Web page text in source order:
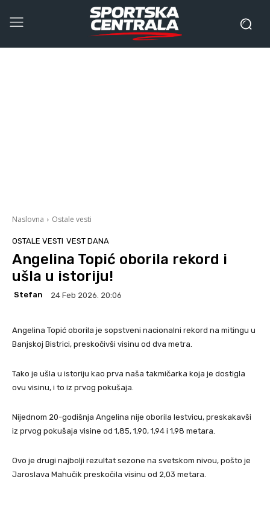
Naslovna Ostale vesti
OSTALE VESTI VEST DANA
Angelina Topić oborila rekord i
ušla u istoriju!
Stefan 24 Feb 2026. 20:06
Angelina Topić oborila je sopstveni nacionalni rekord na mitingu u
Banjskoj Bistrici, preskočivši visinu od dva metra.
Tako je ušla u istoriju kao prva naša takmičarka koja je dostigla
ovu visinu, i to iz prvog pokušaja.
Nijednom 20-godišnja Angelina nije oborila lestvicu, preskakavši
iz prvog pokušaja visine od 1,85, 1,90, 1,94 i 1,98 metara.
Ovo je drugi najbolji rezultat sezone na svetskom nivou, pošto je
Jaroslava Mahučik preskočila visinu od 2,03 metara.